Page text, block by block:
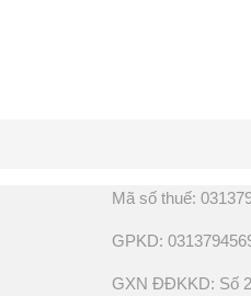
Mã số thuế:
GPKD:
GXN ĐĐKKD: Số